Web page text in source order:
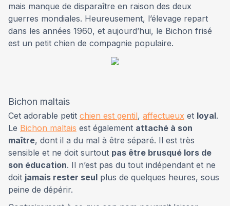
mais manque de disparaître en raison des deux
guerres mondiales. Heureusement, l’élevage repart
dans les années 1960, et aujourd’hui, le Bichon frisé
est un petit chien de compagnie populaire.
Bichon maltais
Cet adorable petit chien est gentil, affectueux et loyal.
Le Bichon maltais est également attaché à son
maître, dont il a du mal à être séparé. Il est très
sensible et ne doit surtout pas être brusqué lors de
son éducation. Il n’est pas du tout indépendant et ne
doit jamais rester seul plus de quelques heures, sous
peine de dépérir.